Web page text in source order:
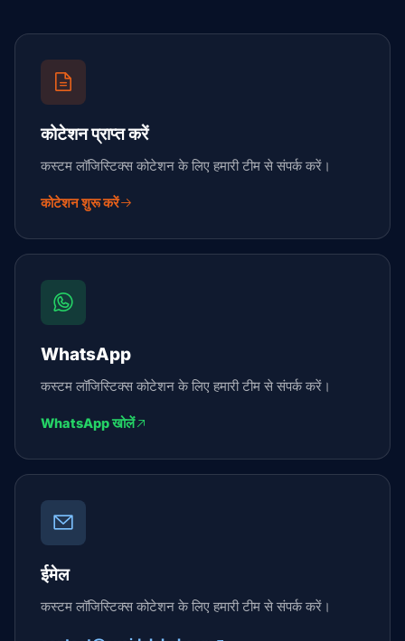
कोटेशन प्राप्त करें
कस्टम लॉजिस्टिक्स कोटेशन के लिए हमारी टीम से संपर्क करें।
कोटेशन शुरू करें
WhatsApp
कस्टम लॉजिस्टिक्स कोटेशन के लिए हमारी टीम से संपर्क करें।
WhatsApp खोलें
ईमेल
कस्टम लॉजिस्टिक्स कोटेशन के लिए हमारी टीम से संपर्क करें।